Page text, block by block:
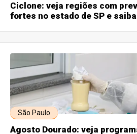
Ciclone: veja regiões com
fortes no estado de SP e
São Paulo
Agosto Dourado: veja